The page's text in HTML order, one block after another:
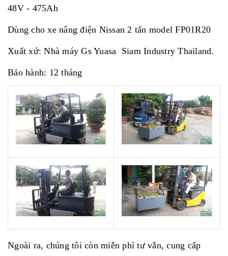
48V - 475Ah
Dùng cho xe nâng điện Nissan 2 tấn model FP01R20
Xuất xứ: Nhà máy Gs Yuasa Siam Industry Thailand.
Bảo hành: 12 tháng
Ngoài ra, chúng tôi còn miễn phí tư vẫn, cung cấp